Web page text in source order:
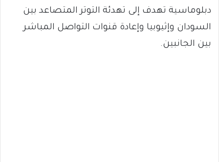
دبلوماسية تهدف إلى تهدئة التوتر المتصاعد بين
السودان وإثيوبيا وإعادة قنوات التواصل المباشر
بين الجانبين.